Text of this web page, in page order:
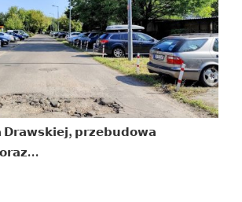
𝗗𝗿𝗮𝘄𝘀𝗸𝗶𝗲𝗷, 𝗽𝗿𝘇𝗲𝗯𝘂𝗱𝗼𝘄𝗮